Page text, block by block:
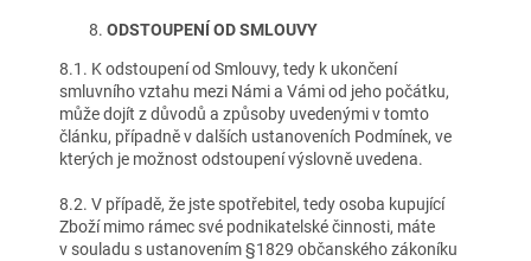
ODSTOUPENÍ OD SMLOUVY
8.1. K odstoupení od Smlouvy, tedy k ukončení
smluvního vztahu mezi Námi a Vámi od jeho počátku,
může dojít z důvodů a způsoby uvedenými v tomto
článku, případně v dalších ustanoveních Podmínek, ve
kterých je možnost odstoupení výslovně uvedena.
8.2. V případě, že jste spotřebitel, tedy osoba kupující
Zboží mimo rámec své podnikatelské činnosti, máte
v souladu s ustanovením §1829 občanského zákoníku